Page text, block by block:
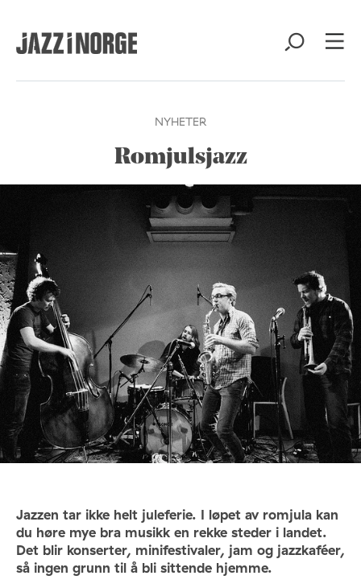
NYHETER
Romjulsjazz
Jazzen tar ikke helt juleferie. I løpet av romjula kan
du høre mye bra musikk en rekke steder i landet.
Det blir konserter, minifestivaler, jam og jazzkaféer,
så ingen grunn til å bli sittende hjemme.